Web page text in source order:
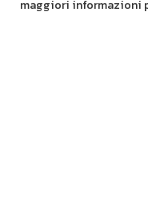
maggiori informazioni